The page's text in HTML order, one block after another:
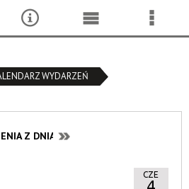
WYDARZEŃ
Z DNIA:
CZE
NarzędziaMenu
Menu